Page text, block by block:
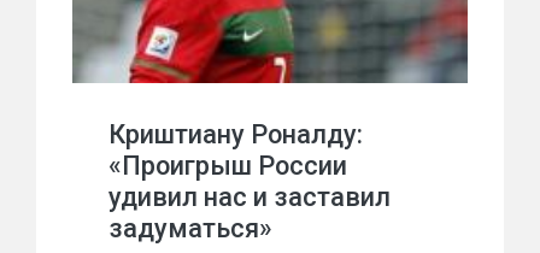
Криштиану Роналду:
«Проигрыш России
удивил нас и заставил
задуматься»